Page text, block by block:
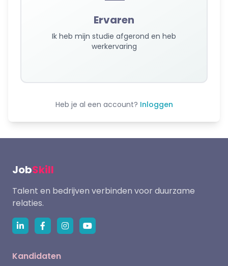
Ervaren
Ik heb mijn studie afgerond en heb
werkervaring
Heb je al een account? Inloggen
JobSkill
Talent en bedrijven verbinden voor duurzame
relaties.
Kandidaten